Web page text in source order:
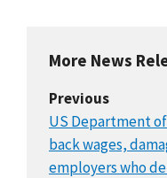
More News
Previous
US Department
back wages,
employers who